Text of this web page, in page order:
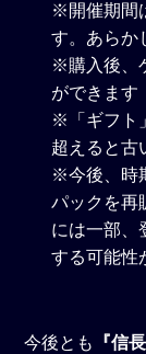
※開催期間
す。あらか
※購入後、
ができます
※「ギフト
超えると古
※今後、時
パックを再
には一部、
する可能性
今後とも 『信